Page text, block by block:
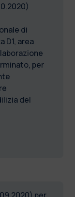
di
D1, area
per
del